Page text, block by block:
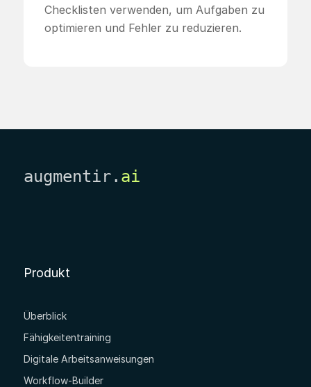
Checklisten verwenden, um Aufgaben zu
optimieren und Fehler zu reduzieren.
augmentir. ai
Produkt
Überblick
Fähigkeitentraining
Digitale Arbeitsanweisungen
Workflow-Builder